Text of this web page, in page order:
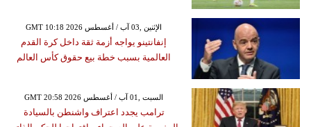
GMT 10:18 2026 الإثنين ,03 آب / أغسطس
إنفانتينو يواجه أزمة ثقة داخل كرة القدم
العالمية بسبب خطة بيع حقوق كأس العالم
GMT 20:58 2026 السبت ,01 آب / أغسطس
ترامب يجدد اعتراف واشنطن بالسيادة